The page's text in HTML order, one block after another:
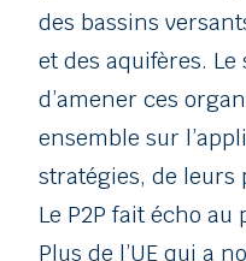
des bassins
et des aquifères. Le
d’amener ces
ensemble sur
stratégies, de leurs
Le P2P fait écho au
Plus de l’UE qui a